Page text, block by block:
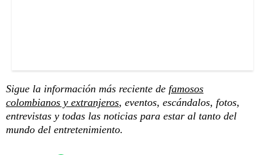
Sigue la información más reciente de famosos
colombianos y extranjeros, eventos, escándalos, fotos,
entrevistas y todas las noticias para estar al tanto del
mundo del entretenimiento.